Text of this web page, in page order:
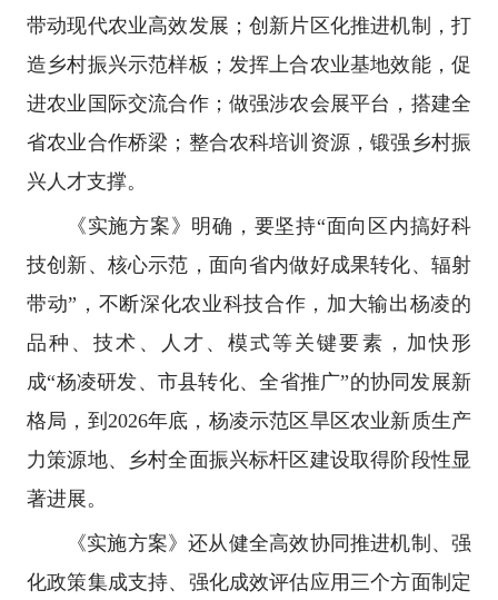
带动现代农业高效发展；创新片区化推进机制，打
造乡村振兴示范样板；发挥上合农业基地效能，促
进农业国际交流合作；做强涉农会展平台，搭建全
省农业合作桥梁；整合农科培训资源，锻强乡村振
兴人才支撑。
《实施方案》明确，要坚持“面向区内搞好科
技创新、核心示范，面向省内做好成果转化、辐射
带动”，不断深化农业科技合作，加大输出杨凌的
品种、技术、人才、模式等关键要素，加快形
成“杨凌研发、市县转化、全省推广”的协同发展新
格局，到2026年底，杨凌示范区旱区农业新质生产
力策源地、乡村全面振兴标杆区建设取得阶段性显
著进展。
《实施方案》还从健全高效协同推进机制、强
化政策集成支持、强化成效评估应用三个方面制定